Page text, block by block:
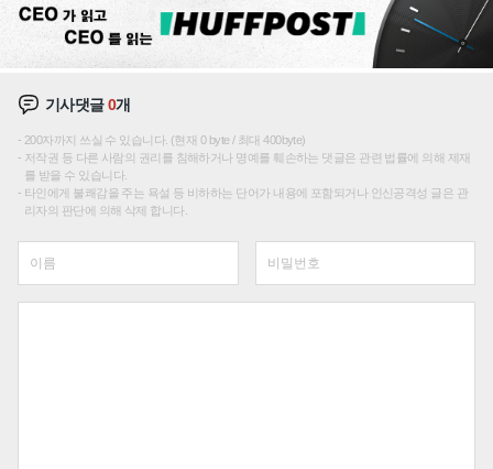
기사댓글0개
200자까지 쓰실 수 있습니다. (현재 0 byte / 최대 400byte)
저작권 등 다른 사람의 권리를 침해하거나 명예를 훼손하는 댓글은 관련 법률에 의해 제재
를 받을 수 있습니다.
타인에게 불쾌감을 주는 욕설 등 비하하는 단어가 내용에 포함되거나 인신공격성 글은 관
리자의 판단에 의해 삭제 합니다.